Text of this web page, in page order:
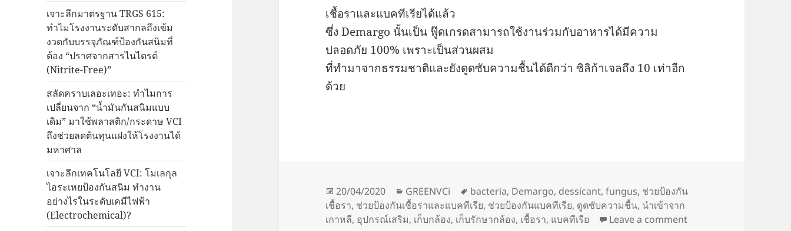
เจาะลึกมาตรฐาน TRGS 615:
ทำไมโรงงานระดับสากลถึงเข้ม
งวดกับบรรจุภัณฑ์ป้องกันสนิมที่
ต้อง “ปราศจากสารไนไตรต์
(Nitrite-Free)”
สลัดคราบเลอะเทอะ: ทำไมการ
เปลี่ยนจาก “น้ำมันกันสนิมแบบ
เดิม” มาใช้พลาสติก/กระดาษ VCI
ถึงช่วยลดต้นทุนแฝงให้โรงงานได้
มหาศาล
เจาะลึกเทคโนโลยี VCI: โมเลกุล
ไอระเหยป้องกันสนิม ทำงาน
อย่างไรในระดับเคมีไฟฟ้า
(Electrochemical)?
เชื้อราและแบคทีเรียได้แล้ว
ซึ่ง Demargo นั้นเป็น ฟู๊ดเกรดสามารถใช้งานร่วมกับอาหารได้มีความ
ปลอดภัย 100% เพราะเป็นส่วนผสม
ที่ทำมาจากธรรมชาติและยังดูดซับความชื้นได้ดีกว่า ซิลิก้าเจลถึง 10 เท่าอีก
ด้วย
Posted
on
20/04/2020 Categories
GREENVCi Tags
bacteria, Demargo, dessicant,fungus, ช่วยป้องกัน
เชื้อรา, ช่วยป้องกันเชื้อราและแบคทีเรีย, ช่วยป้องกันแบคทีเรีย, ดูดซับความชื้น, นำเข้าจาก
เกาหลี, อุปกรณ์เสริม, เก็บกล้อง, เก็บรักษากล้อง, เชื้อรา, แบคทีเรีย Leave a commenton Demargo ตัวดูดคว